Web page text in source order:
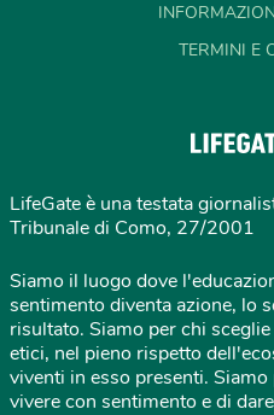
TERMINI E
LifeGate è una testata
Tribunale di Como, 27/2001
Siamo il luogo dove
sentimento diventa azione, lo
risultato. Siamo per chi
etici, nel pieno rispetto
viventi in esso presenti.
vivere con sentimento e di